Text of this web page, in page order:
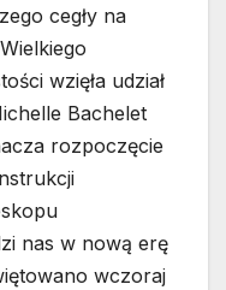
cegły na
wzięła udział
Bachelet
rozpoczęcie
nas w nową erę
wczoraj